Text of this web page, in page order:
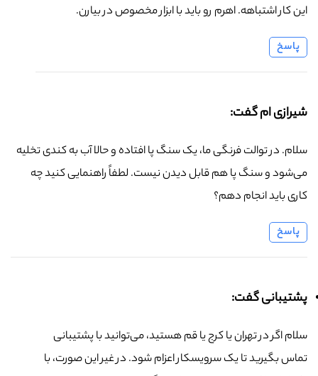
این کار اشتباهه. اهرم رو باید با ابزار مخصوص در بیارن.
پاسخ
شیرازی ام گفت:
سلام. در توالت فرنگی ما، یک سنگ پا افتاده و حالا آب به کندی تخلیه
می‌شود و سنگ پا هم قابل دیدن نیست. لطفاً راهنمایی کنید چه
کاری باید انجام دهم؟
پاسخ
پشتیبانی گفت:
سلام اگر در تهران یا کرج یا قم هستید، می‌توانید با پشتیبانی
تماس بگیرید تا یک سرویسکار اعزام شود. در غیر این صورت، با